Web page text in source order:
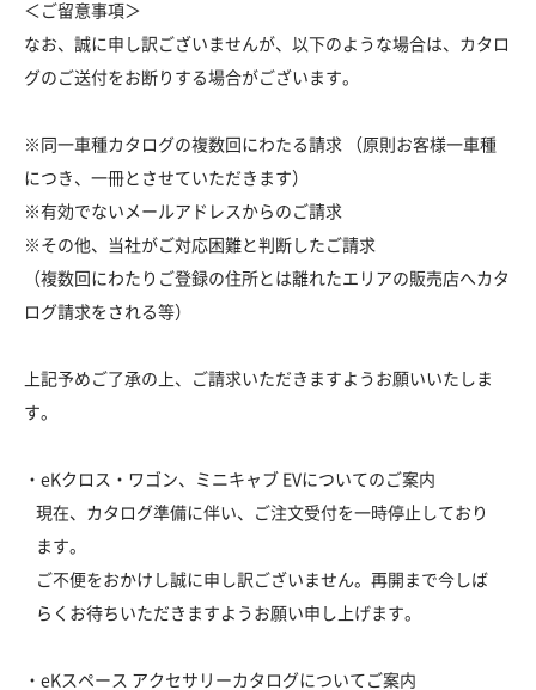
＜ご留意事項＞
なお、誠に申し訳ございませんが、以下のような場合は、カタロ
グのご送付をお断りする場合がございます。
※同一車種カタログの複数回にわたる請求 （原則お客様一車種
につき、一冊とさせていただきます）
※有効でないメールアドレスからのご請求
※その他、当社がご対応困難と判断したご請求
（複数回にわたりご登録の住所とは離れたエリアの販売店へカタ
ログ請求をされる等）
上記予めご了承の上、ご請求いただきますようお願いいたしま
す。
・eKクロス・ワゴン、ミニキャブ EVについてのご案内
現在、カタログ準備に伴い、ご注文受付を一時停止しており
ます。
ご不便をおかけし誠に申し訳ございません。再開まで今しば
らくお待ちいただきますようお願い申し上げます。
・eKスペース アクセサリーカタログについてご案内